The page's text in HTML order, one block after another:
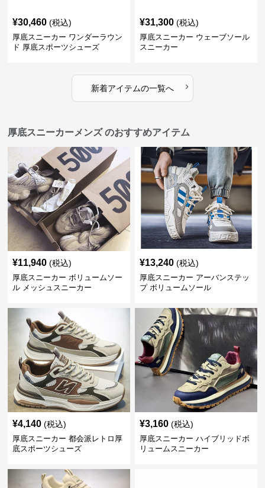
¥30,460 (税込)
厚底スニーカー ワンダーラウン
ド 厚底スポーツシューズ
¥31,300 (税込)
厚底スニーカー ウェーブソール
スニーカー
新着アイテムの一覧へ ›
厚底スニーカーメンズ のおすすめアイテム
¥11,940 (税込)
厚底スニーカー ボリュームソー
ル メッシュスニーカー
¥13,240 (税込)
厚底スニーカー アーバンステッ
プ ボリュームソール
¥4,140 (税込)
厚底スニーカー 都会派レトロ厚
底スポーツシューズ
¥3,160 (税込)
厚底スニーカー ハイブリッドボ
リュームスニーカー